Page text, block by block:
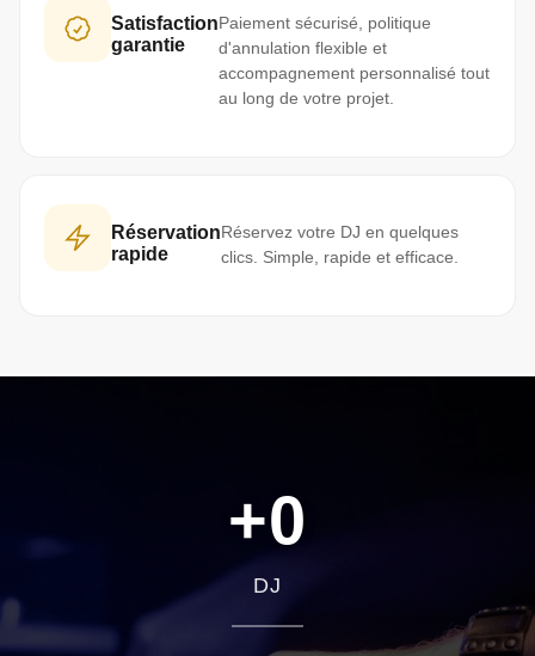
Satisfaction
garantie
Paiement sécurisé, politique
d'annulation flexible et
accompagnement personnalisé tout
au long de votre projet.
Réservation
rapide
Réservez votre DJ en quelques
clics. Simple, rapide et efficace.
+0
DJ